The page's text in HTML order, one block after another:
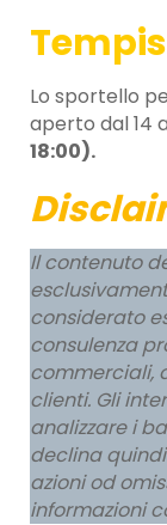
Lo sportello
aperto dal 14
18:00).
Il contenuto
considerato
consulenza
commerciali,
clienti. Gli
analizzare i
declina
azioni od
informazioni